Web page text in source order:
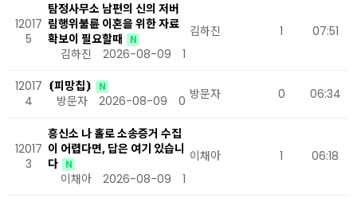
12017
5
탐정사무소 남편의 신의 저버
림행위불륜 이혼을 위한 자료
확보이 필요할때
N
김하진 2026-08-09 1
김하진 1 07:51
12017
4
⦗피망칩⦘ N
방문자 2026-08-09 0 방문자 0 06:34
12017
3
흥신소 나 홀로 소송증거 수집
이 어렵다면, 답은 여기 있습니
다
N
이채아 2026-08-09 1
이채아 1 06:18